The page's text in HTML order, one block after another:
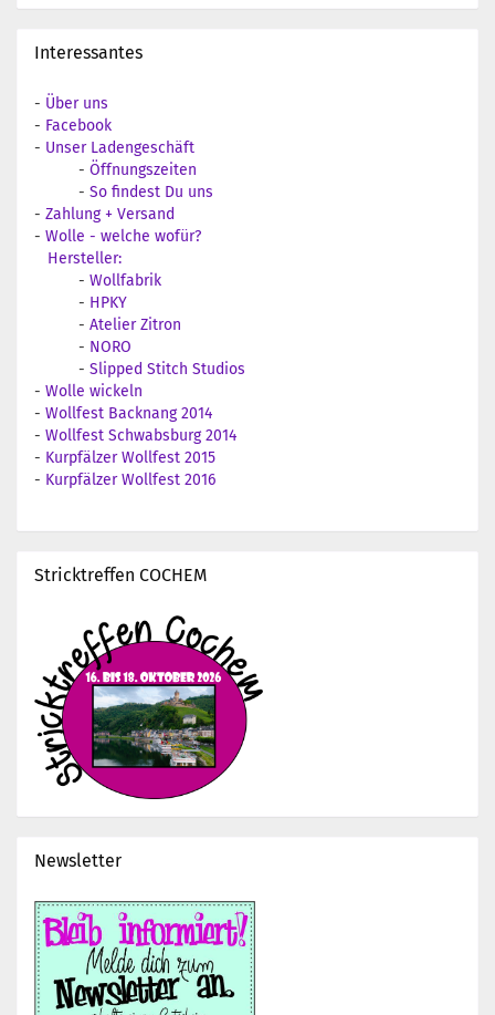
Interessantes
- Über uns
- Facebook
- Unser Ladengeschäft
- Öffnungszeiten
- So findest Du uns
- Zahlung + Versand
- Wolle - welche wofür?
Hersteller:
- Wollfabrik
- HPKY
- Atelier Zitron
- NORO
- Slipped Stitch Studios
- Wolle wickeln
- Wollfest Backnang 2014
- Wollfest Schwabsburg 2014
- Kurpfälzer Wollfest 2015
- Kurpfälzer Wollfest 2016
Stricktreffen COCHEM
Newsletter